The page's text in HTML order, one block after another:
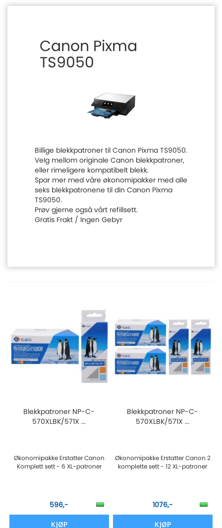
Canon Pixma
TS9050
Billige blekkpatroner til Canon Pixma TS9050.
Velg mellom originale Canon blekkpatroner,
eller rimeligere kompatibelt blekk.
Spar mer med våre økonomipakker med alle
seks blekkpatronene til din Canon Pixma
TS9050.
Prøv gjerne også vårt refillsett.
Gratis Frakt / Ingen Gebyr
Blekkpatroner NP-C-
570XLBK/571X ...
Økonomipakke Erstatter Canon
Komplett sett - 6 XL-patroner
596,-
KJØP
Blekkpatroner NP-C-
570XLBK/571X ...
Økonomipakke Erstatter Canon 2
komplette sett - 12 XL-patroner
1076,-
KJØP